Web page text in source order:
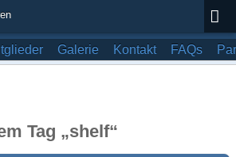
Galerie Kontakt FAQs
Tag „shelf“